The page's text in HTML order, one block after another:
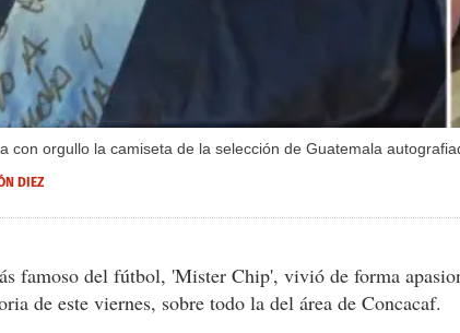
con orgullo la camiseta de la selección de Guatemala
DIEZ
famoso del fútbol, 'Mister Chip', vivió de forma
de este viernes, sobre todo la del área de Concacaf.